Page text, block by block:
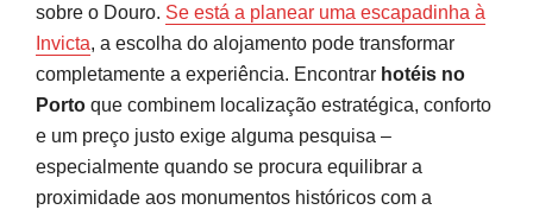
Hotéis para famílias e estadias confortáveis
Encontrar o espaço certo na Invicta
Perguntas frequentes
Fontes e referências
sobre o Douro. Se está a planear uma escapadinha à
Invicta, a escolha do alojamento pode transformar
completamente a experiência. Encontrar hotéis no
Porto que combinem localização estratégica, conforto
e um preço justo exige alguma pesquisa –
especialmente quando se procura equilibrar a
proximidade aos monumentos históricos com a